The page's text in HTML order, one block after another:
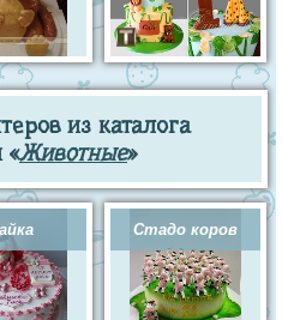
из каталога
«Животные»
Стадо коров